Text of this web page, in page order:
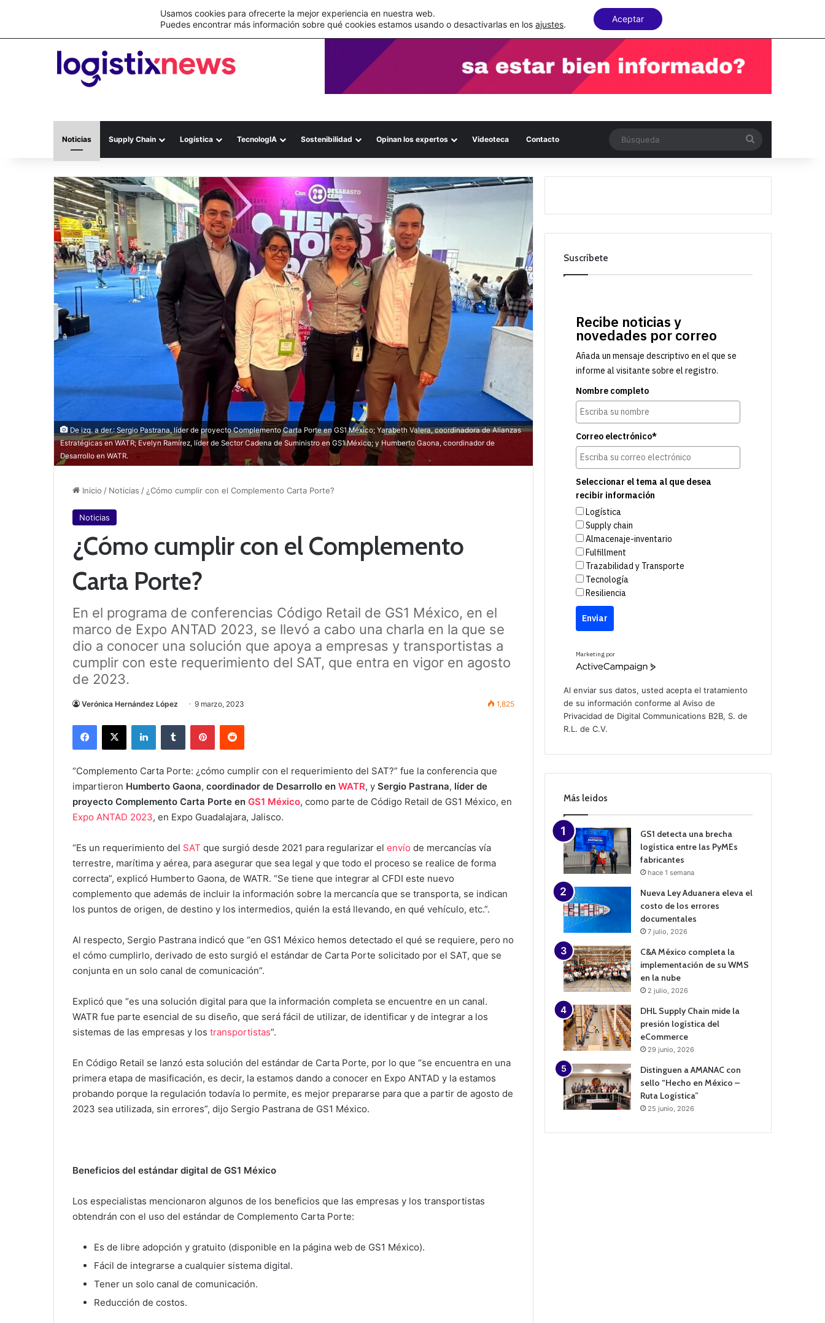
Nueva Ley Aduanera eleva el costo de los errores documentales
Noticias Supply Chain Logística TecnologIA Sostenibilidad Opinan los expertos Videoteca Contacto
De izq. a der.: Sergio Pastrana, líder de proyecto Complemento Carta Porte en GS1 México; Yarabeth Valera, coordinadora de Alianzas
Estratégicas en WATR; Evelyn Ramírez, líder de Sector Cadena de Suministro en GS1 México; y Humberto Gaona, coordinador de
Desarrollo en WATR.
Inicio / Noticias / ¿Cómo cumplir con el Complemento Carta Porte?
Noticias
¿Cómo cumplir con el Complemento
Carta Porte?
En el programa de conferencias Código Retail de GS1 México, en el
marco de Expo ANTAD 2023, se llevó a cabo una charla en la que se
dio a conocer una solución que apoya a empresas y transportistas a
cumplir con este requerimiento del SAT, que entra en vigor en agosto
de 2023.
Verónica Hernández López 9 marzo, 2023 1,825
“Complemento Carta Porte: ¿cómo cumplir con el requerimiento del SAT?” fue la conferencia que
impartieron Humberto Gaona, coordinador de Desarrollo en WATR, y Sergio Pastrana, líder de
proyecto Complemento Carta Porte en GS1 México, como parte de Código Retail de GS1 México, en
Expo ANTAD 2023, en Expo Guadalajara, Jalisco.
“Es un requerimiento del SAT que surgió desde 2021 para regularizar el envío de mercancías vía
terrestre, marítima y aérea, para asegurar que sea legal y que todo el proceso se realice de forma
correcta”, explicó Humberto Gaona, de WATR. “Se tiene que integrar al CFDI este nuevo
complemento que además de incluir la información sobre la mercancía que se transporta, se indican
los puntos de origen, de destino y los intermedios, quién la está llevando, en qué vehículo, etc.”.
Al respecto, Sergio Pastrana indicó que “en GS1 México hemos detectado el qué se requiere, pero no
el cómo cumplirlo, derivado de esto surgió el estándar de Carta Porte solicitado por el SAT, que se
conjunta en un solo canal de comunicación”.
Explicó que “es una solución digital para que la información completa se encuentre en un canal.
WATR fue parte esencial de su diseño, que será fácil de utilizar, de identificar y de integrar a los
sistemas de las empresas y los transportistas”.
En Código Retail se lanzó esta solución del estándar de Carta Porte, por lo que “se encuentra en una
primera etapa de masificación, es decir, la estamos dando a conocer en Expo ANTAD y la estamos
probando porque la regulación todavía lo permite, es mejor prepararse para que a partir de agosto de
2023 sea utilizada, sin errores”, dijo Sergio Pastrana de GS1 México.
Beneficios del estándar digital de GS1 México
Los especialistas mencionaron algunos de los beneficios que las empresas y los transportistas
obtendrán con el uso del estándar de Complemento Carta Porte:
Es de libre adopción y gratuito (disponible en la página web de GS1 México).
Fácil de integrarse a cualquier sistema digital.
Tener un solo canal de comunicación.
Reducción de costos.
Suscríbete
Recibe noticias y
novedades por correo
Añada un mensaje descriptivo en el que se
informe al visitante sobre el registro.
Nombre completo
Correo electrónico*
Seleccionar el tema al que desea
recibir información
Logística
Supply chain
Almacenaje-inventario
Fulfillment
Trazabilidad y Transporte
Tecnología
Resiliencia
Enviar
Marketing por
A
v
e
p
i
n
Al enviar sus datos, usted acepta el tratamiento
de su información conforme alAviso de
Privacidad de Digital Communications B2B, S. de
R.L. de C.V.
Más leidos
GS1 detecta una brecha
logística entre las PyMEs
fabricantes
hace 1 semana
Nueva Ley Aduanera eleva el
costo de los errores
documentales
7 julio, 2026
C&A México completa la
implementación de su WMS
en la nube
2 julio, 2026
DHL Supply Chain mide la
presión logística del
eCommerce
29 junio, 2026
Distinguen a AMANAC con
sello “Hecho en México –
Ruta Logística”
25 junio, 2026
Usamos cookies para ofrecerte la mejor experiencia en nuestra web.
Puedes encontrar más información sobre qué cookies estamos usando o desactivarlas en losajustes.
Aceptar